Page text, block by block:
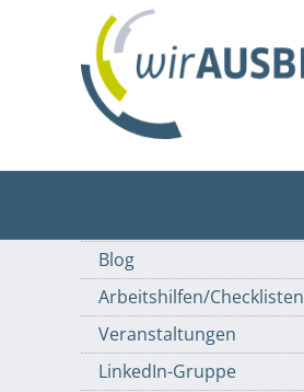
Blog
Arbeitshilfen/Checklisten
Veranstaltungen
LinkedIn-Gruppe